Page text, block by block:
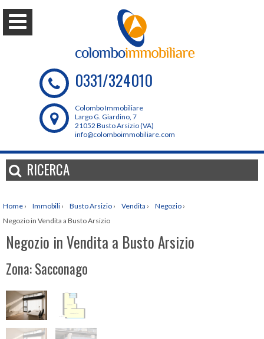
0331/324010
Colombo Immobiliare
Largo G. Giardino, 7
21052 Busto Arsizio (VA)
info@colomboimmobiliare.com
RICERCA
Home › Immobili › Busto Arsizio › Vendita › Negozio ›
Negozio in Vendita a Busto Arsizio
Negozio in Vendita a Busto Arsizio
Zona: Sacconago